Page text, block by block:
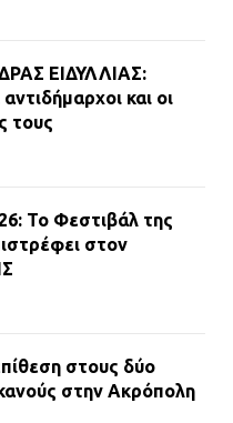
ΕΙΔΥΛΛΙΑΣ:
και οι
τους
Το Φεστιβάλ της
στον
στους δύο
στην Ακρόπολη